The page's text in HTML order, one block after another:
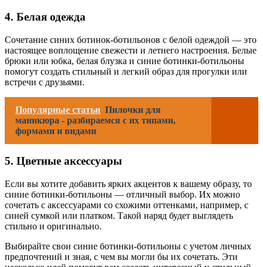
4. Белая одежда
Сочетание синих ботинок-ботильонов с белой одеждой — это
настоящее воплощение свежести и летнего настроения. Белые
брюки или юбка, белая блузка и синие ботинки-ботильоны
помогут создать стильный и легкий образ для прогулки или
встречи с друзьями.
Популярные статьи Пилочки для
маникюра - разбираемся с их типами,
формами и видами
5. Цветные аксессуары
Если вы хотите добавить ярких акцентов к вашему образу, то
синие ботинки-ботильоны — отличный выбор. Их можно
сочетать с аксессуарами со схожими оттенками, например, с
синей сумкой или платком. Такой наряд будет выглядеть
стильно и оригинально.
Выбирайте свои синие ботинки-ботильоны с учетом личных
предпочтений и зная, с чем вы могли бы их сочетать. Эти